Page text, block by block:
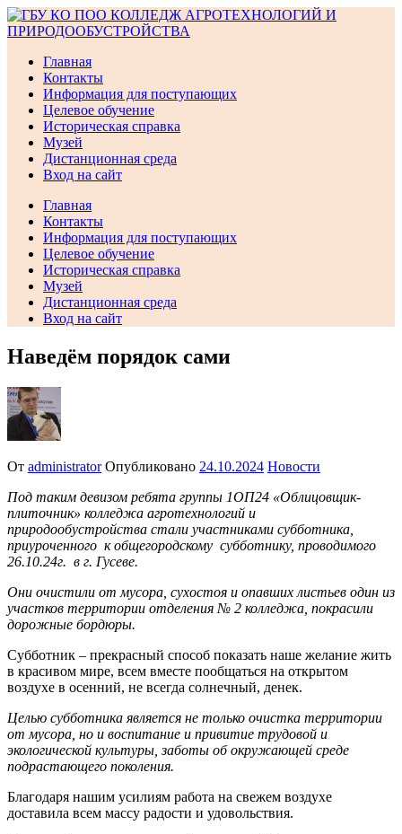
Перейти
к
Главная
Контакты
Информация для поступающих
Целевое обучение
Историческая справка
Музей
Дистанционная среда
Вход на сайт
Главная
Контакты
Информация для поступающих
Целевое обучение
Историческая справка
Музей
Дистанционная среда
Вход на сайт
Наведём порядок сами
От administrator Опубликовано 24.10.2024 Новости
Под таким девизом ребята группы 1ОП24 «Облицовщик-
плиточник» колледжа агротехнологий и
природообустройства стали участниками субботника,
приуроченного к общегородскому субботнику, проводимого
26.10.24г. в г. Гусеве.
Они очистили от мусора, сухостоя и опавших листьев один из
участков территории отделения № 2 колледжа, покрасили
дорожные бордюры.
Субботник – прекрасный способ показать наше желание жить
в красивом мире, всем вместе пообщаться на открытом
воздухе в осенний, не всегда солнечный, денек.
Целью субботника является не только очистка территории
от мусора, но и воспитание и привитие трудовой и
экологической культуры, заботы об окружающей среде
подрастающего поколения.
Благодаря нашим усилиям работа на свежем воздухе
доставила всем массу радости и удовольствия.